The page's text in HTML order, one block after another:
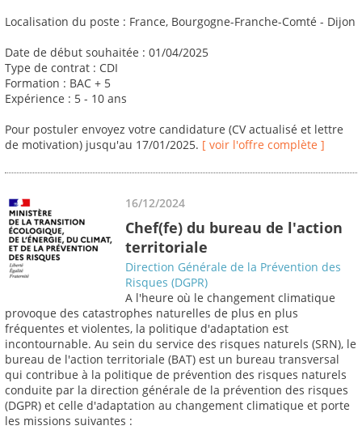
Localisation du poste : France, Bourgogne-Franche-Comté - Dijon
Date de début souhaitée : 01/04/2025
Type de contrat : CDI
Formation : BAC + 5
Expérience : 5 - 10 ans
Pour postuler envoyez votre candidature (CV actualisé et lettre
de motivation) jusqu'au 17/01/2025. [ voir l'offre complète ]
16/12/2024
Chef(fe) du bureau de l'action
territoriale
Direction Générale de la Prévention des
Risques (DGPR)
A l'heure où le changement climatique
provoque des catastrophes naturelles de plus en plus
fréquentes et violentes, la politique d'adaptation est
incontournable. Au sein du service des risques naturels (SRN), le
bureau de l'action territoriale (BAT) est un bureau transversal
qui contribue à la politique de prévention des risques naturels
conduite par la direction générale de la prévention des risques
(DGPR) et celle d'adaptation au changement climatique et porte
les missions suivantes :